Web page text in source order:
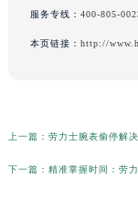
服务专线： 400-805-
本页链接： http://
上一篇： 劳力士腕表偷停解
下一篇： 精准掌握时间：劳